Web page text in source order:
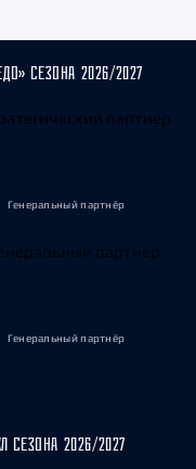
СЕЗОНА 2026/2027
Генеральный партнёр
Генеральный партнёр
СЕЗОНА 2026/2027